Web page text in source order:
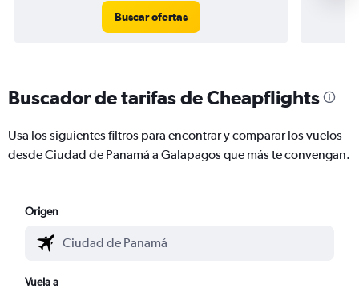
Buscar ofertas
Buscador de tarifas de Cheapflights
Usa los siguientes filtros para encontrar y comparar los vuelos
desde Ciudad de Panamá a Galapagos que más te convengan.
Origen
Vuela a